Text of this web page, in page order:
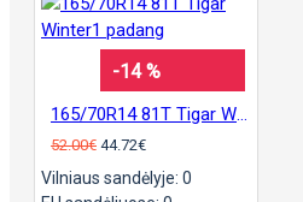
-14 %
52.00€ 44.72€
Vilniaus sandėlyje: 0